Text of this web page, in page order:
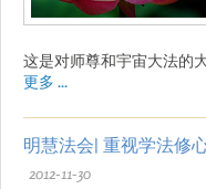
这是对师尊和宇宙大法的大
更多 ...
明慧法会| 重视学法
2012-11-30